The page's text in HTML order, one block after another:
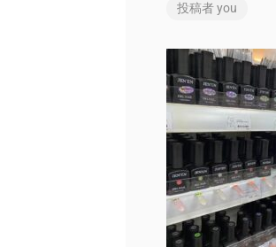
投稿者you